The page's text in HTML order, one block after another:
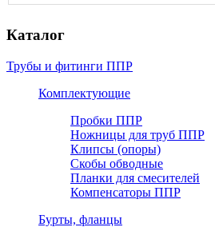
Каталог
Трубы и фитинги ППР
Комплектующие
Пробки ППР
Ножницы для труб ППР
Клипсы (опоры)
Скобы обводные
Планки для смесителей
Компенсаторы ППР
Бурты, фланцы